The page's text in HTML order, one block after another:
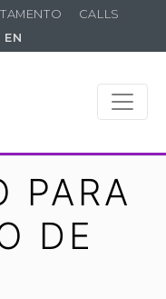
CALLS
EN
PARA
DE